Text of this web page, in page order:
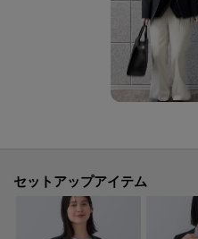
まるでジャージのような高いストレ
シーな着心地に、シワになりづらい
2WAY素材になっております。
※この製品は、太陽光線中の紫外線（
永久的ではありません。
セットアップアイテム